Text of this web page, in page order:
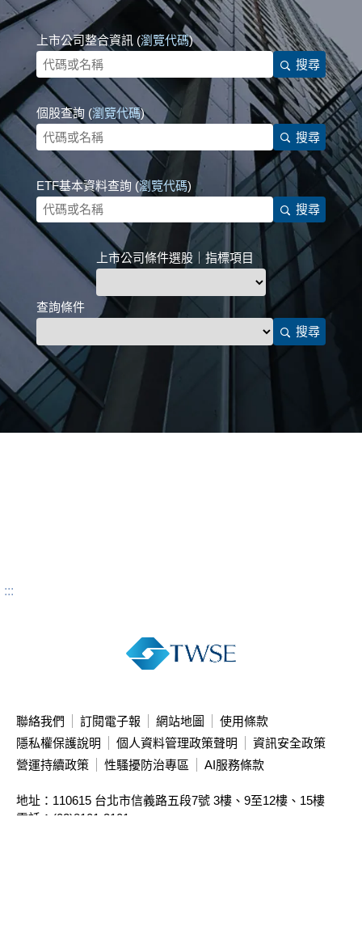
上市公司整合資訊 (瀏覽代碼)
搜尋
個股查詢 (瀏覽代碼)
搜尋
ETF基本資料查詢 (瀏覽代碼)
搜尋
上市公司條件選股｜指標項目
查詢條件
搜尋
:::
聯絡我們 訂閱電子報 網站地圖
使用條款
隱私權保護說明
個人資料管理政策聲明
資訊安全政策
營運持續政策
性騷擾防治專區 AI服務條款
地址：110615 台北市信義路五段7號 3樓、9至12樓、15樓
電話：(02)8101-3101